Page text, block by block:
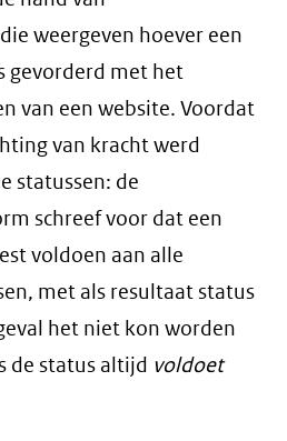
weergeven hoever een
gevorderd met het
van een website. Voordat
van kracht werd
statussen: de
schreef voor dat een
voldoen aan alle
met als resultaat status
het niet kon worden
de status altijd voldoet